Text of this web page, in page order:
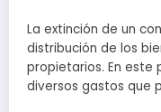
La extinción de un
distribución de los
propietarios. En este
diversos gastos que